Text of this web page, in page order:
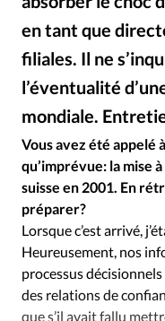
Se connecter
Édition:
RUBRIQUES
Tous les articles
Actualité
Dossier
Eglises
Opinions
Société
Tour du
Vécu
Vie Intérieure
en tant que
filiales. Il ne
l’éventualité
mondiale.
Vous avez été appelé
qu’imprévue: la mise
suisse en 2001. En
préparer?
Lorsque c’est arrivé,
Heureusement, nos
processus
des relations de
que s’il avait fallu